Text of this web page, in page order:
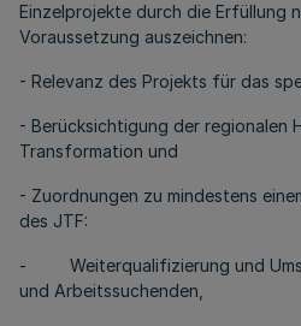
Einzelprojekte durch die Erfüllung
Voraussetzung auszeichnen:
- Relevanz des Projekts für das
- Berücksichtigung der regionalen
Transformation und
- Zuordnungen zu mindestens
des JTF:
- Weiterqualifizierung und
und Arbeitssuchenden,